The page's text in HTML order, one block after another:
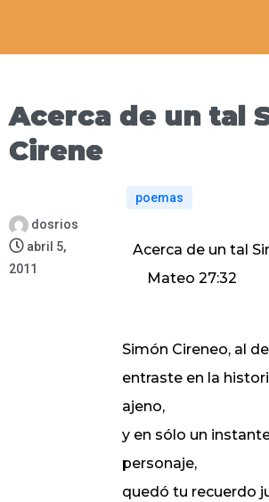
Acerca de un tal
Cirene
dosrios
abril 5,
2011
poemas
Acerca de un tal
Mateo 27:32
Simón Cireneo, al
entraste en la
ajeno,
y en sólo un
personaje,
quedó tu recuerdo